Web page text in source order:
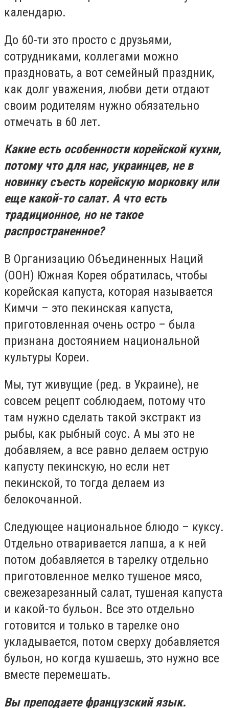
календарю.
До 60-ти это просто с друзьями,
сотрудниками, коллегами можно
праздновать, а вот семейный праздник,
как долг уважения, любви дети отдают
своим родителям нужно обязательно
отмечать в 60 лет.
Какие есть особенности корейской кухни,
потому что для нас, украинцев, не в
новинку съесть корейскую морковку или
еще какой-то салат. А что есть
традиционное, но не такое
распространенное?
В Организацию Объединенных Наций
(ООН) Южная Корея обратилась, чтобы
корейская капуста, которая называется
Кимчи – это пекинская капуста,
приготовленная очень остро – была
признана достоянием национальной
культуры Кореи.
Мы, тут живущие (ред. в Украине), не
совсем рецепт соблюдаем, потому что
там нужно сделать такой экстракт из
рыбы, как рыбный соус. А мы это не
добавляем, а все равно делаем острую
капусту пекинскую, но если нет
пекинской, то тогда делаем из
белокочанной.
Следующее национальное блюдо – куксу.
Отдельно отваривается лапша, а к ней
потом добавляется в тарелку отдельно
приготовленное мелко тушеное мясо,
свежезарезанный салат, тушеная капуста
и какой-то бульон. Все это отдельно
готовится и только в тарелке оно
укладывается, потом сверху добавляется
бульон, но когда кушаешь, это нужно все
вместе перемешать.
Вы преподаете французский язык.